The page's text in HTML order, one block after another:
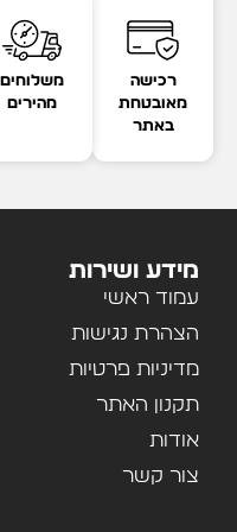
רכישה
מאובטחת
באתר
משלוחים
מהירים
מידע ושירות
עמוד ראשי
הצהרת נגישות
מדיניות פרטיות
תקנון האתר
אודות
צור קשר